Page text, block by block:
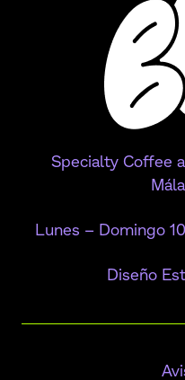
Specialty Coffee
Lunes – Domingo
Diseño